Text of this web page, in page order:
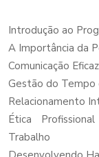
Introdução ao
A Importância da
Comunicação
Gestão do Tempo
Relacionamento
Ética
Trabalho